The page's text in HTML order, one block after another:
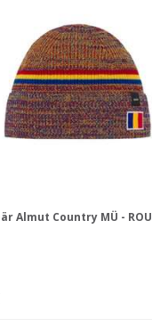
Almut Country MÜ - ROU